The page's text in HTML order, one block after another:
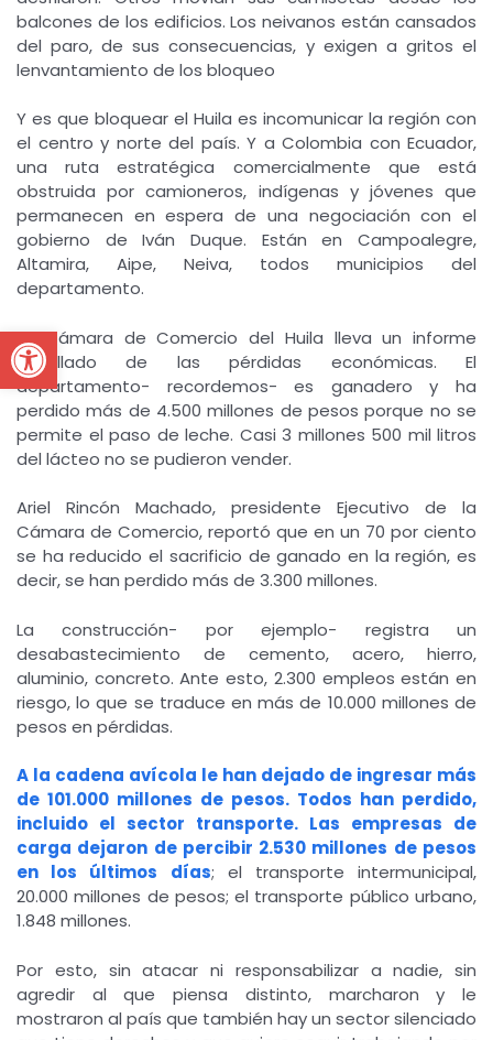
Open toolbar
balcones de los edificios. Los neivanos están cansados
del paro, de sus consecuencias, y exigen a gritos el
lenvantamiento de los bloqueo
Y es que bloquear el Huila es incomunicar la región con
el centro y norte del país. Y a Colombia con Ecuador,
una ruta estratégica comercialmente que está
obstruida por camioneros, indígenas y jóvenes que
permanecen en espera de una negociación con el
gobierno de Iván Duque. Están en Campoalegre,
Altamira, Aipe, Neiva, todos municipios del
departamento.
La Cámara de Comercio del Huila lleva un informe
detallado de las pérdidas económicas. El
departamento- recordemos- es ganadero y ha
perdido más de 4.500 millones de pesos porque no se
permite el paso de leche. Casi 3 millones 500 mil litros
del lácteo no se pudieron vender.
Ariel Rincón Machado, presidente Ejecutivo de la
Cámara de Comercio, reportó que en un 70 por ciento
se ha reducido el sacrificio de ganado en la región, es
decir, se han perdido más de 3.300 millones.
La construcción- por ejemplo- registra un
desabastecimiento de cemento, acero, hierro,
aluminio, concreto. Ante esto, 2.300 empleos están en
riesgo, lo que se traduce en más de 10.000 millones de
pesos en pérdidas.
A la cadena avícola le han dejado de ingresar más
de 101.000 millones de pesos. Todos han perdido,
incluido el sector transporte. Las empresas de
carga dejaron de percibir 2.530 millones de pesos
en los últimos días; el transporte intermunicipal,
20.000 millones de pesos; el transporte público urbano,
1.848 millones.
Por esto, sin atacar ni responsabilizar a nadie, sin
agredir al que piensa distinto, marcharon y le
mostraron al país que también hay un sector silenciado